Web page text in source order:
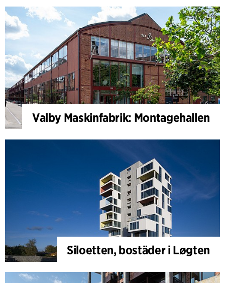
Valby Maskinfabrik: Montagehallen
Siloetten, bostäder i Løgten